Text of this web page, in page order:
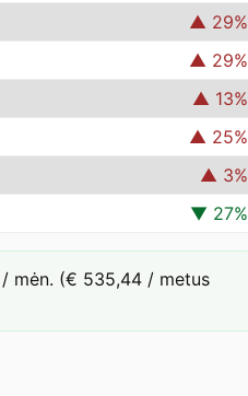
▲ 29%
▲ 29%
▲ 13%
▲ 25%
▲ 3%
▼ 27%
mėn. (€ 535,44 / metus